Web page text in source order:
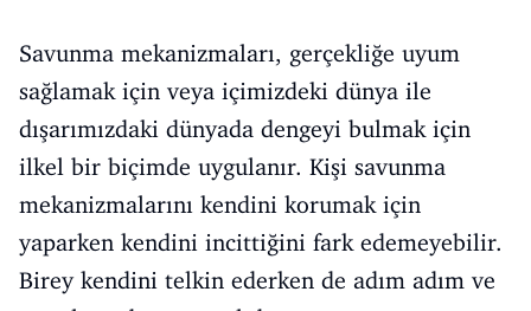
Savunma mekanizmaları, gerçekliğe uyum
sağlamak için veya içimizdeki dünya ile
dışarımızdaki dünyada dengeyi bulmak için
ilkel bir biçimde uygulanır. Kişi savunma
mekanizmalarını kendini korumak için
yaparken kendini incittiğini fark edemeyebilir.
Birey kendini telkin ederken de adım adım ve